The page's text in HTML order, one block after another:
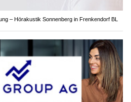
– Hörakustik Sonnenberg in Frenkendorf BL